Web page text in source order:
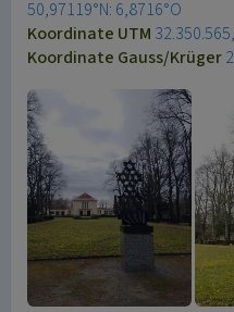
50,97119°N: 6,8716°O
Koordinate UTM
Koordinate Gauss/Krüger